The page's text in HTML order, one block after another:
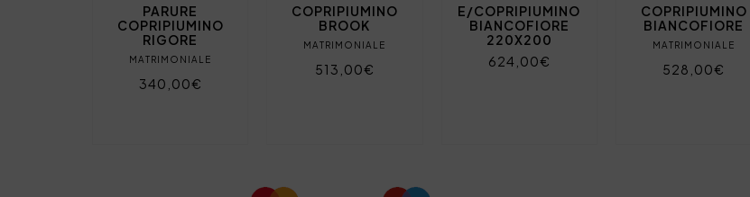
PARURE
COPRIPIUMINO
RIGORE
MATRIMONIALE
340,00€
COPRIPIUMINO
BROOK
MATRIMONIALE
513,00€
E/COPRIPIUMINO
BIANCOFIORE
220X200
624,00€
COPRIPIUMINO
BIANCOFIORE
MATRIMONIALE
528,00€